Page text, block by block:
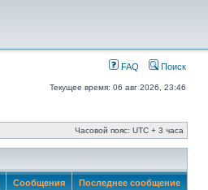
FAQ Поиск
Текущее время: 06 авг 2026, 23:46
Часовой пояс: UTC + 3 часа
Сообщения Последнее сообщение